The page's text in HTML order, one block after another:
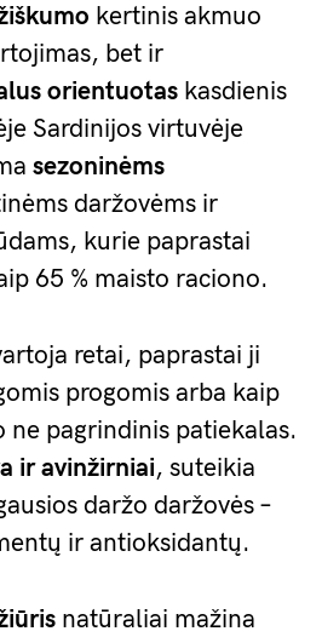
kertinis akmuo
bet ir
orientuotas kasdienis
Sardinijos virtuvėje
sezoninėms
daržovėms ir
kurie paprastai
65 % maisto raciono.
retai, paprastai ji
progomis arba kaip
pagrindinis patiekalas.
ir avinžirniai, suteikia
daržo daržovės –
ir antioksidantų.
natūraliai mažina